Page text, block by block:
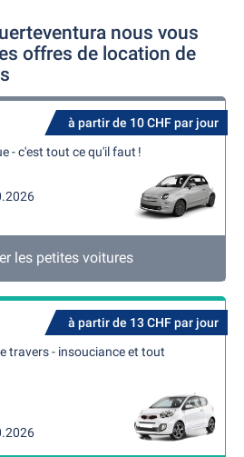
nous vous
offres de location de
à partir de 10 CHF par jour
- c'est tout ce qu'il faut !
les petites voitures
à partir de 13 CHF par jour
travers - insouciance et tout